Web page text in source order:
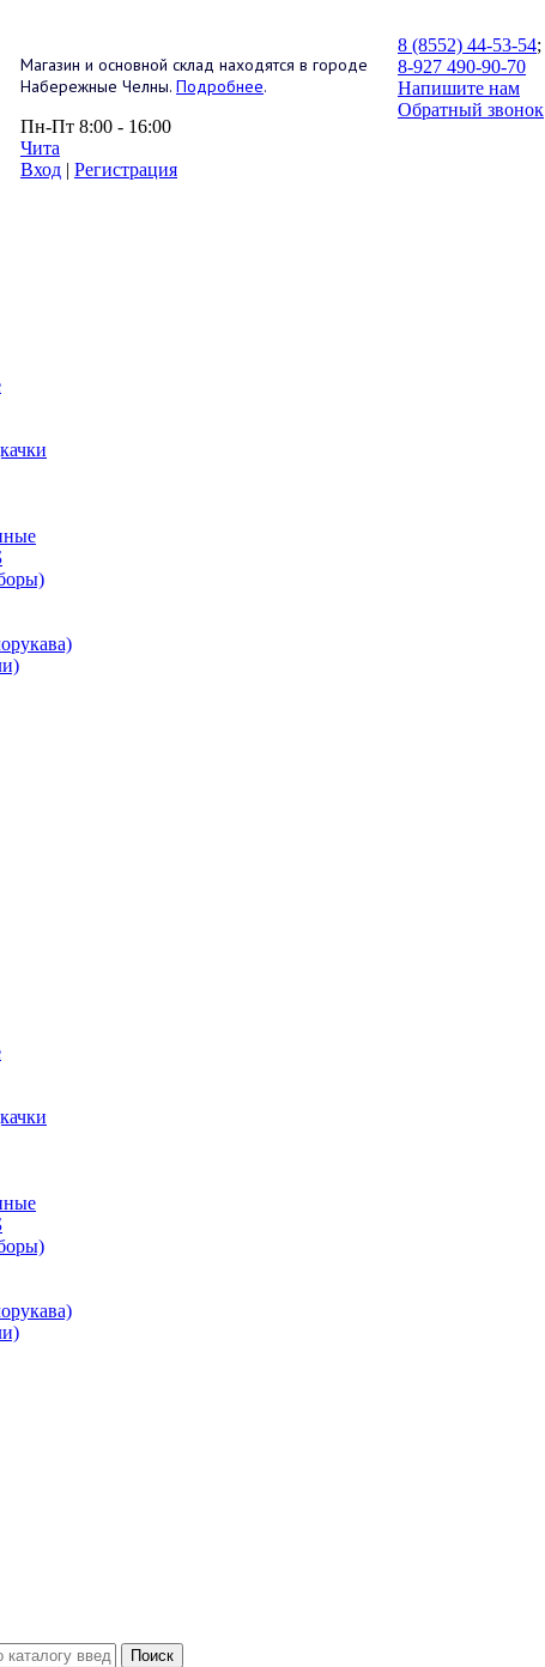
Магазин и основной склад находятся в городе
Набережные Челны. Подробнее.
Пн-Пт 8:00 - 16:00
Чита
Вход | Регистрация
8 (8552) 44-53-54;
8-927 490-90-70
Напишите нам
Обратный звонок